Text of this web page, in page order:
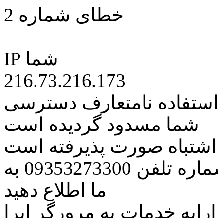
خطای شماره 2
IP شما
216.73.216.173
نامتعارف دسترسی
شما مسدود گردیده است
اشتباه صورت پذیرفته است
مراتب این مسئله را از طریق شماره تلفن 09353273300 به
ما اطلاع دهید
خدمات به مرورگر اپرا